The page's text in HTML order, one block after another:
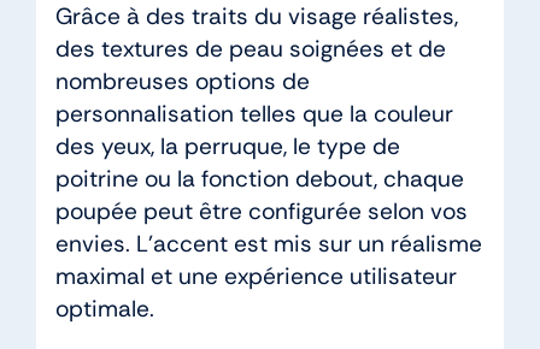
Grâce à des traits du visage réalistes,
des textures de peau soignées et de
nombreuses options de
personnalisation telles que la couleur
des yeux, la perruque, le type de
poitrine ou la fonction debout, chaque
poupée peut être configurée selon vos
envies. L’accent est mis sur un réalisme
maximal et une expérience utilisateur
optimale.